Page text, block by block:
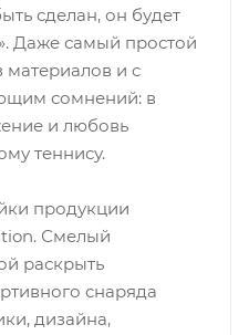
сделан, он будет
Даже самый простой
материалов и с
сомнений: в
и любовь
теннису.
продукции
Смелый
раскрыть
снаряда
дизайна,